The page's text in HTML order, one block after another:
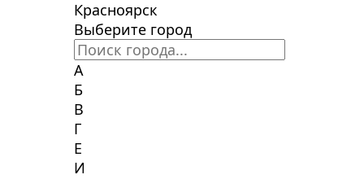
Красноярск
Выберите город
А
Б
В
Г
Е
И